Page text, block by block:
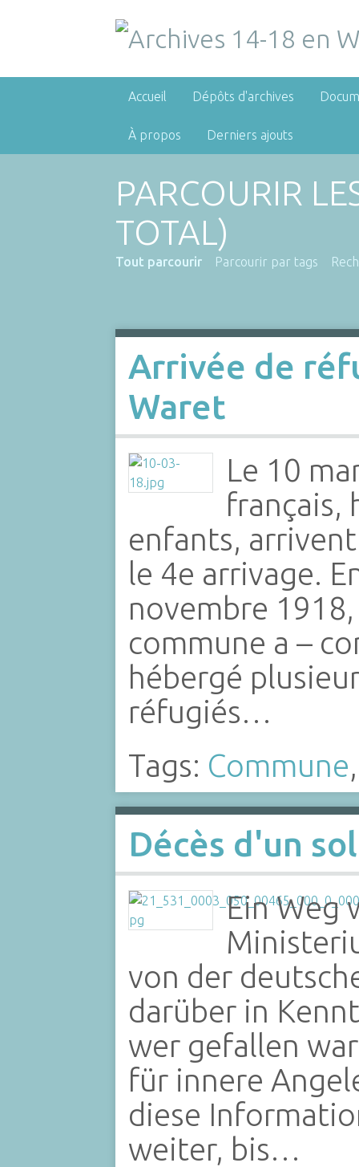
Accueil Dépôts d'archives
À propos Derniers ajouts
PARCOURIR
TOTAL)
Tout parcourir Parcourir par tags
Arrivée de
Waret
Le 10
français,
enfants, arrivent
le 4e arrivage.
novembre
commune a –
hébergé
réfugiés…
Tags: Commune
Décès d'un
Ein Weg
von der
darüber in
wer gefallen
für innere
diese
weiter, bis…